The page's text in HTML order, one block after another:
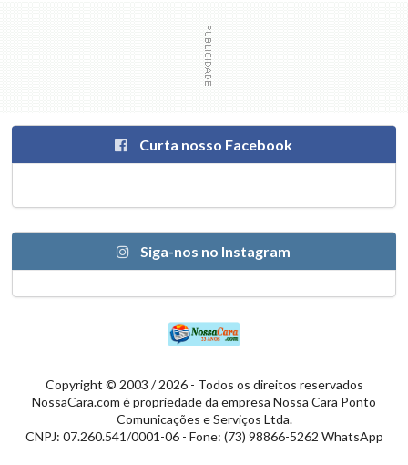
Curta nosso Facebook
Siga-nos no Instagram
Copyright © 2003 / 2026 - Todos os direitos reservados
NossaCara.com é propriedade da empresa Nossa Cara Ponto
Comunicações e Serviços Ltda.
CNPJ: 07.260.541/0001-06 - Fone: (73) 98866-5262 WhatsApp